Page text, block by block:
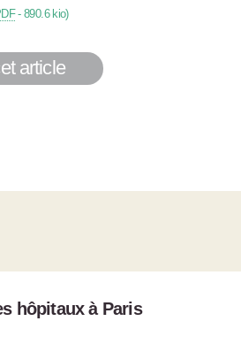
-890.6 kio)
article
hôpitaux à Paris